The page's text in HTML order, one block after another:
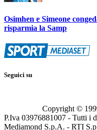
Osimhen e Simeone
risparmia la Samp
Seguici su
Copyright ©
P.Iva 03976881007 - Tutti i
Mediamond S.p.A. - RTI